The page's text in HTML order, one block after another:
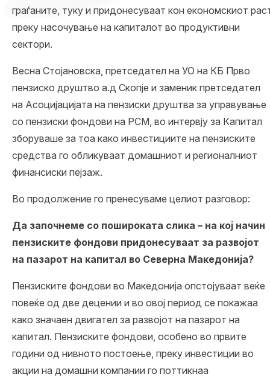
граѓаните, туку и придонесуваат кон економскиот
преку насочување на капиталот во продуктивни
сектори.
Весна Стојановска, претседател на УО на КБ Прво
пензиско друштво а.д Скопје и заменик претседател
на Асоцијацијата на пензиски друштва за управување
со пензиски фондови на РСМ, во интервју за Капитал
зборуваше за тоа како инвестициите на пензиските
средства го обликуваат домашниот и регионалниот
финансиски пејзаж.
Во продолжение го пренесуваме целиот разговор:
Да започнеме со пошироката слика – на кој начин
пензиските фондови придонесуваат за развојот
на пазарот на капитал во Северна Македонија?
Пензиските фондови во Македонија опстојуваат веќе
повеќе од две децении и во овој период се покажаа
како значаен двигател за развојот на пазарот на
капитал. Пензиските фондови, особено во првите
години од нивното постоење, преку инвестиции во
акции на домашни компании го поттикнаа